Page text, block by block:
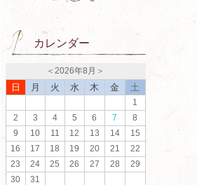
カレンダー
＜2026年8月 ＞
日 月 火 水 木 金 土
1
2
3 4 5 6 7
8
9
10 11 12 13 14
15
16
17 18 19 20 21
22
23
24 25 26 27 28
29
30
31